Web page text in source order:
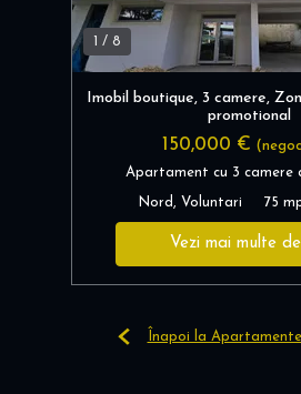
1 / 8
Imobil boutique, 3 camere,
promotional
150,000 €
Apartament cu 3 camere
Nord, Voluntari 75
Vezi mai multe
Înapoi la